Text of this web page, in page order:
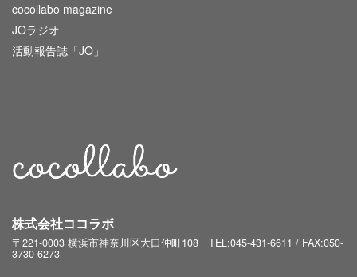
cocollabo magazine
JOラジオ
活動報告誌「JO」
株式会社ココラボ
〒221-0003 横浜市神奈川区大口仲町108 TEL:045-431-6611 / FAX:050-
3730-6273